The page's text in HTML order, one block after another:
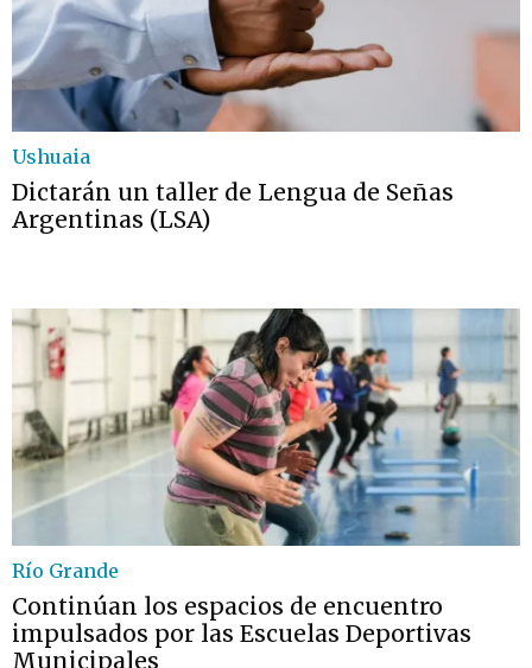
Ushuaia
Dictarán un taller de Lengua de Señas
Argentinas (LSA)
Río Grande
Continúan los espacios de encuentro
impulsados por las Escuelas Deportivas
Municipales